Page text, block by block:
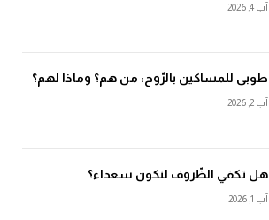
آب 4, 2026
طوبى للمساكين بالرّوح: من هم؟ وماذا لهم؟
آب 2, 2026
هل تكفي الظّروف لنكون سعداء؟
آب 1, 2026